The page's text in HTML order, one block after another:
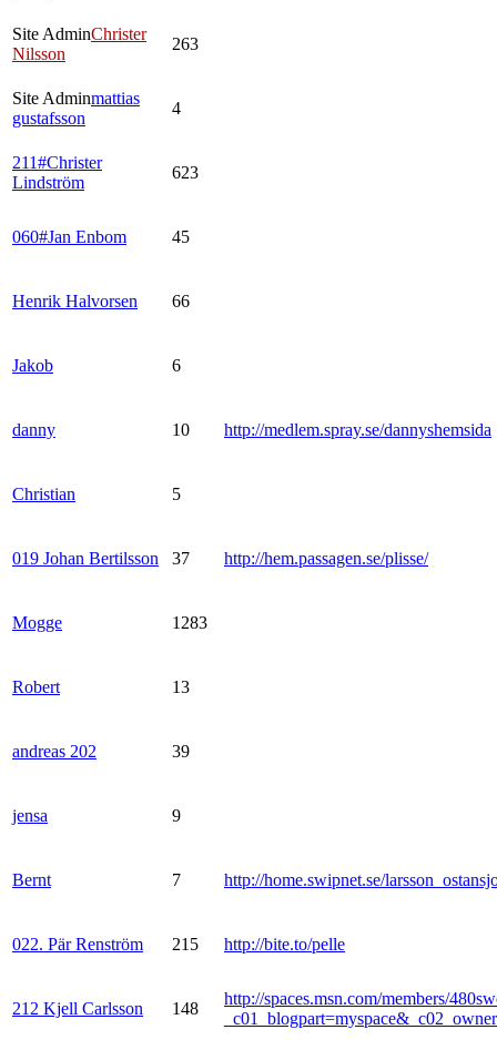
Site AdminChrister
Nilsson
263
Site Adminmattias
gustafsson
4
211#Christer
Lindström
623
060#Jan Enbom 45
Henrik Halvorsen 66
Jakob 6
danny 10 http://medlem.spray.se/dannyshemsida
Christian 5
019 Johan Bertilsson 37 http://hem.passagen.se/plisse/
Mogge 1283
Robert 13
andreas 202 39
jensa 9
Bernt 7 http://home.swipnet.se/
022. Pär Renström 215 http://bite.to/pelle
212 Kjell Carlsson 148
http://spaces.msn.com/members/